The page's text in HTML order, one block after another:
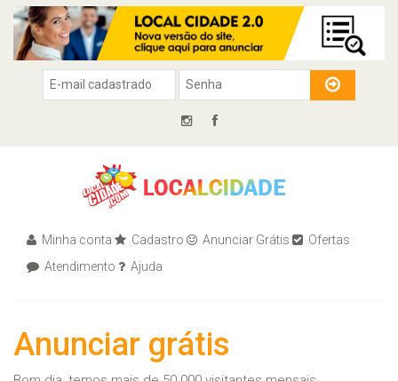
Minha conta Cadastro Anunciar Grátis
Ofertas
Atendimento
Ajuda
Anunciar grátis